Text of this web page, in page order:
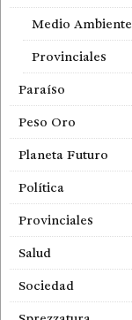
Medio Ambiente
Provinciales
Paraíso
Peso Oro
Planeta Futuro
Política
Provinciales
Salud
Sociedad